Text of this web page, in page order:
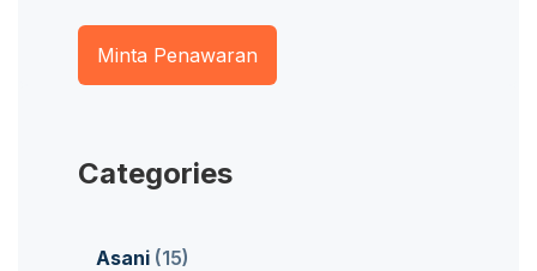
Minta Penawaran
Categories
Asani (15)